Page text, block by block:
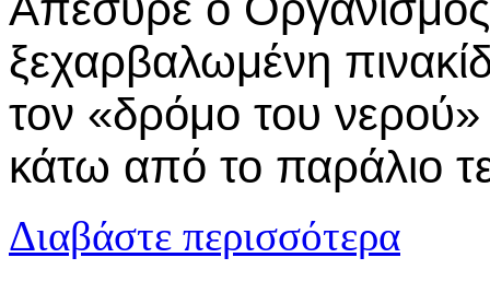
ξεχαρβαλωμένη
τον «δρόμο του
κάτω από το παράλιο
Διαβάστε περισσότερα